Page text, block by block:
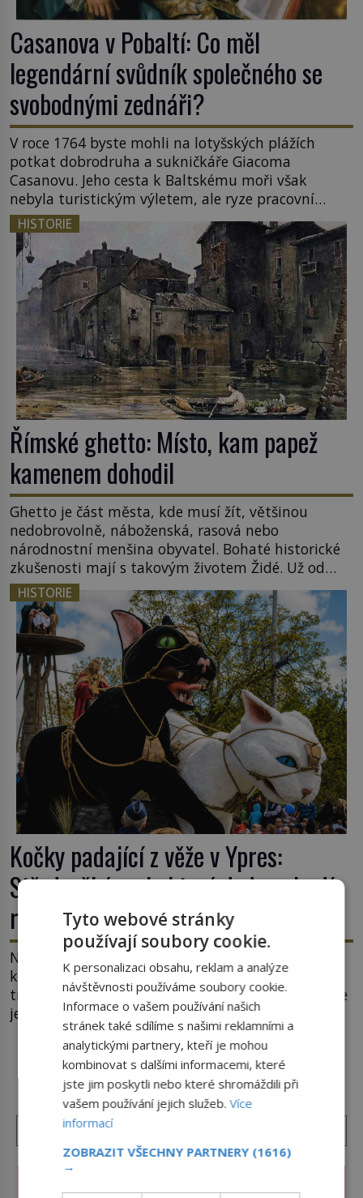
Casanova v Pobaltí: Co měl
legendární svůdník společného se
svobodnými zednáři?
V roce 1764 byste mohli na lotyšských plážích
potkat dobrodruha a sukničkáře Giacoma
Casanovu. Jeho cesta k Baltskému moři však
nebyla turistickým výletem, ale ryze pracovní
cestou se zištnými úmysly. Jaký cíl Casanova
sledoval, když se například procházel uličkami
lotyšské Rigy? Casanova v Pobaltí kontaktoval
tamní zednářské lóže. Nebyl v této oblasti žádným
nováčkem, protože do zednářské […]
HISTORIE
Římské ghetto: Místo, kam papež
kamenem dohodil
Ghetto je část města, kde musí žít, většinou
nedobrovolně, náboženská, rasová nebo
národnostní menšina obyvatel. Bohaté historické
zkušenosti mají s takovým životem Židé. Už od
středověku jsou totiž v každou chvíli nuceni v
nějakém žít. Mezi ty nejslavnější patří i římské
ghetto založené v roce 1555. Pokud jde o vztah
k Židům, nemá se Řím čím chlubit. […]
HISTORIE
Kočky padající z věže v Ypres:
Středověký zvyk, který dodnes budí
rozpaky
Na hlavním náměstí belgického města Ypres se
každé tři roky shromáždí tisíce lidí. Z věže slavné
tržnice létají do davu kočky, diváci jásají a snaží se
je chytit. Naštěstí už nejde o živá zvířata, ale
jenom o plyšové suvenýry. Kdysi to ale bylo jinak.
Tato veselá podívaná připomíná jeden z
nejpodivnějších a zároveň nejkrutějších zvyků […]
DALŠÍ ČLÁNKY Z RUBRIKY ›
Tyto webové stránky
používají soubory cookie.
K personalizaci obsahu, reklam a analýze
návštěvnosti používáme soubory cookie.
Informace o vašem používání našich
stránek také sdílíme s našimi reklamními a
analytickými partnery, kteří je mohou
kombinovat s dalšími informacemi, které
jste jim poskytli nebo které shromáždili při
vašem používání jejich služeb.Více
informací
ZOBRAZIT VŠECHNY PARTNERY (1616)
→